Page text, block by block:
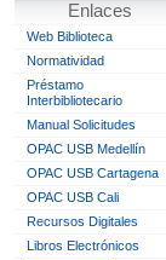
Enlaces
Web Biblioteca
Normatividad
Préstamo
Interbibliotecario
Manual Solicitudes
OPAC USB Medellín
OPAC USB Cartagena
OPAC USB Cali
Recursos Digitales
Libros Electrónicos